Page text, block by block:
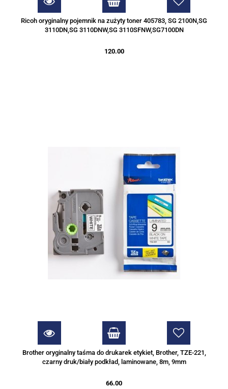
Ricoh oryginalny pojemnik na zużyty toner 405783, SG 2100N,SG
3110DN,SG 3110DNW,SG 3110SFNW,SG7100DN
120.00
Brother oryginalny taśma do drukarek etykiet, Brother, TZE-221,
czarny druk/biały podkład, laminowane, 8m, 9mm
66.00